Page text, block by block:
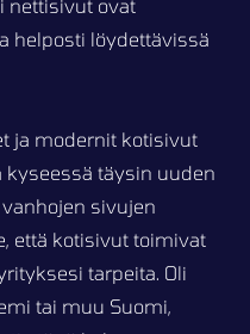
nettisivut ovat
helposti löydettävissä
ja modernit kotisivut
kyseessä täysin uuden
sivujen
että kotisivut toimivat
tarpeita. Oli
tai muu Suomi,